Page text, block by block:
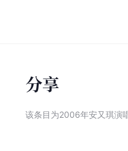
分享
该条目为2006年安又琪演